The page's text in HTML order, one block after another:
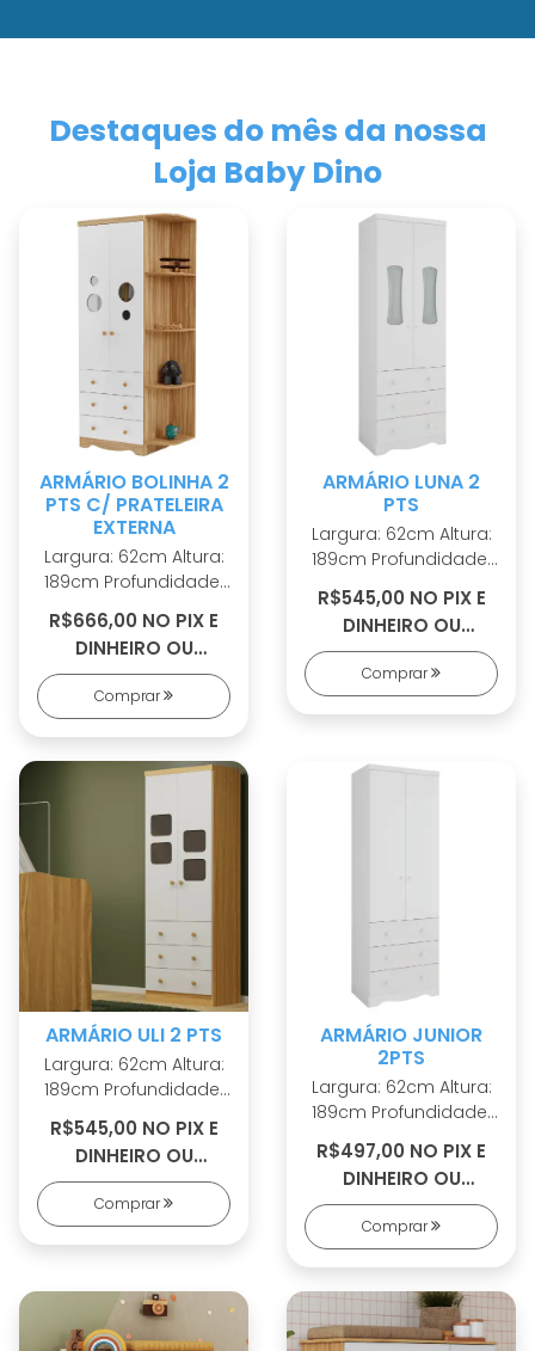
Destaques do mês da nossa
Loja Baby Dino
ARMÁRIO BOLINHA 2
PTS C/ PRATELEIRA
EXTERNA
Largura: 62cm Altura:
189cm Profundidade:
42cm 100% MDF
Cabideiro metálico
Puxadores em ABS 2
opções de rodapé
Corrediças
telescópicas Portas
com PETG cristal
Sistema
antitombamento
R$666,00 NO PIX E
DINHEIRO OU
R$726,00 EM 7X S/
JUROS
Comprar
ARMÁRIO LUNA 2
PTS
Largura: 62cm Altura:
189cm Profundidade:
42cm 100% MDF
Cabideiro metálico
Puxadores em ABS 2
opções de rodapé
Corrediças
telescópicas Portas
Sistema
R$545,00 NO PIX E
DINHEIRO OU
R$584,00 EM 5X S/
JUROS
Comprar
ARMÁRIO ULI 2 PTS
Largura: 62cm Altura:
189cm Profundidade:
42cm 100% MDF
Cabideiro metálico
Puxadores em ABS 2
opções de rodapé
Corrediças
telescópicas Portas
Sistema
antitombamento
R$545,00 NO PIX E
DINHEIRO OU
R$584,00 EM 5X S/
JUROS
Comprar
ARMÁRIO JUNIOR
2PTS
Largura: 62cm Altura:
189cm Profundidade:
42cm 100% MDF
Cabideiro metálico
Puxadores em ABS 2
opções de rodapé
Corrediças
telescópicas Sistema
antitombamento
R$497,00 NO PIX E
DINHEIRO OU
R$532,00 EM 4X S/
JUROS
Comprar